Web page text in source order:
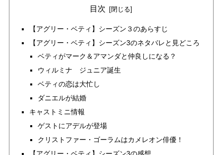
目次
【アグリー・ベティ】シーズン３のあらすじ
【アグリー・ベティ】シーズン3のネタバレと見どころ
ベティがマーク＆アマンダと仲良しになる？
ウィルミナ ジュニア誕生
ベティの恋は大忙し
ダニエルが結婚
キャストミニ情報
ゲストにアデルが登場
クリストファー・ゴーラムはカメレオン俳優！
【アグリー・ベティ】シーズン3の感想